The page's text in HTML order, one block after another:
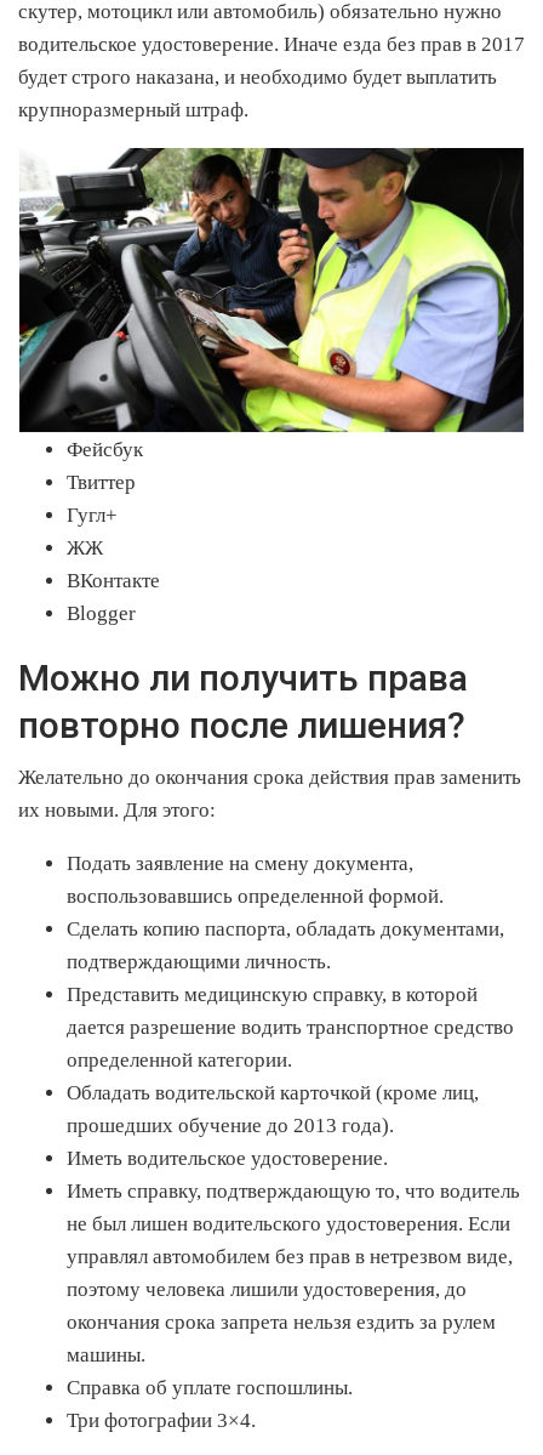
скутер, мотоцикл или автомобиль) обязательно нужно
водительское удостоверение. Иначе езда без прав в 2017
будет строго наказана, и необходимо будет выплатить
крупноразмерный штраф.
Фейсбук
Твиттер
Гугл+
ЖЖ
ВКонтакте
Blogger
Можно ли получить права
повторно после лишения?
Желательно до окончания срока действия прав заменить
их новыми. Для этого:
Подать заявление на смену документа,
воспользовавшись определенной формой.
Сделать копию паспорта, обладать документами,
подтверждающими личность.
Представить медицинскую справку, в которой
дается разрешение водить транспортное средство
определенной категории.
Обладать водительской карточкой (кроме лиц,
прошедших обучение до 2013 года).
Иметь водительское удостоверение.
Иметь справку, подтверждающую то, что водитель
не был лишен водительского удостоверения. Если
управлял автомобилем без прав в нетрезвом виде,
поэтому человека лишили удостоверения, до
окончания срока запрета нельзя ездить за рулем
машины.
Справка об уплате госпошлины.
Три фотографии 3×4.